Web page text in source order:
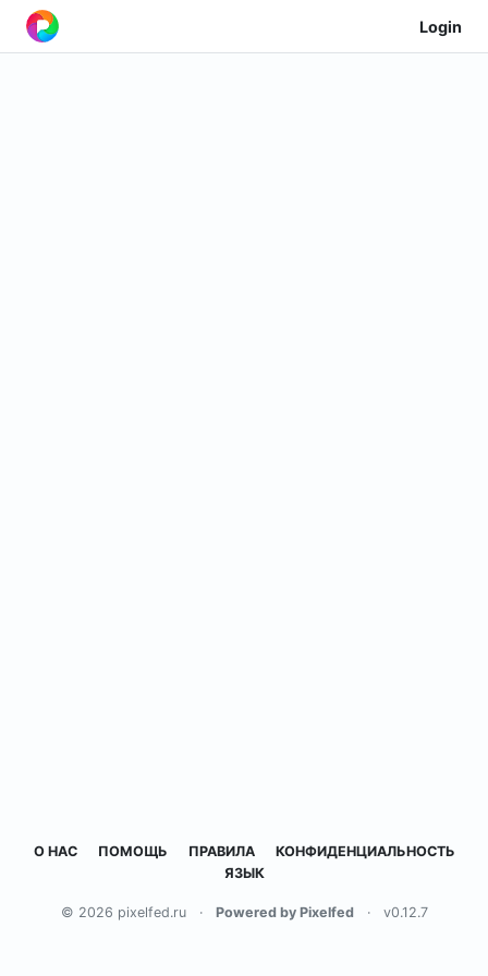
Login
О НАС ПОМОЩЬ ПРАВИЛА
КОНФИДЕНЦИАЛЬНОСТЬ
ЯЗЫК
© 2026 pixelfed.ru · Powered by Pixelfed · v0.12.7